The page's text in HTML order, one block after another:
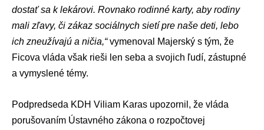
dostať sa k lekárovi. Rovnako rodinné karty, aby rodiny
mali zľavy, či zákaz sociálnych sietí pre naše deti, lebo
ich zneužívajú a ničia,“vymenoval Majerský s tým, že
Ficova vláda však rieši len seba a svojich ľudí, zástupné
a vymyslené témy.
Podpredseda KDH Viliam Karas upozornil, že vláda
porušovaním Ústavného zákona o rozpočtovej